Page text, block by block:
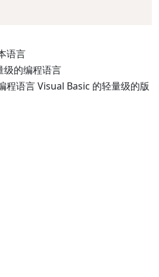
语言
级的编程语言
程语言 Visual Basic 的轻量级的版